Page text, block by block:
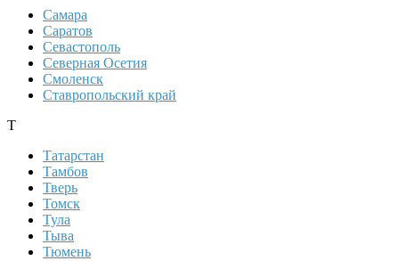
Самара
Саратов
Севастополь
Северная Осетия
Смоленск
Ставропольский край
Т
Татарстан
Тамбов
Тверь
Томск
Тула
Тыва
Тюмень